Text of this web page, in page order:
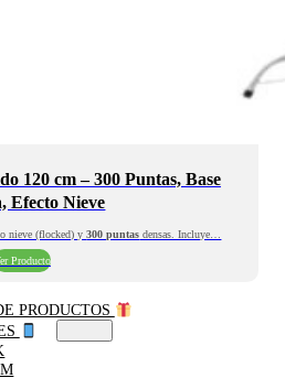
120 cm – 300 Puntas, Base
Efecto Nieve
nieve (flocked) y300 puntas densas. Incluye…
Producto
PRODUCTOS